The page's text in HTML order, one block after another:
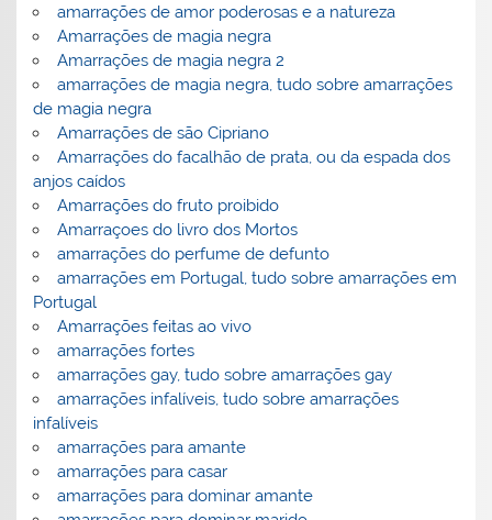
amarrações de amor poderosas e a natureza
Amarrações de magia negra
Amarrações de magia negra 2
amarrações de magia negra, tudo sobre amarrações
de magia negra
Amarrações de são Cipriano
Amarrações do facalhão de prata, ou da espada dos
anjos caídos
Amarrações do fruto proibido
Amarraçoes do livro dos Mortos
amarrações do perfume de defunto
amarrações em Portugal, tudo sobre amarrações em
Portugal
Amarrações feitas ao vivo
amarrações fortes
amarrações gay, tudo sobre amarrações gay
amarrações infalíveis, tudo sobre amarrações
infalíveis
amarrações para amante
amarrações para casar
amarrações para dominar amante